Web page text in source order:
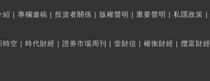
紹 | 專欄邀稿 | 投資者關係 | 版權聲明 | 重要聲明 | 私隱政策 |
時空 | 時代財經 | 證券市場周刊 | 壹財信 | 權衡財經 | 攬富財經